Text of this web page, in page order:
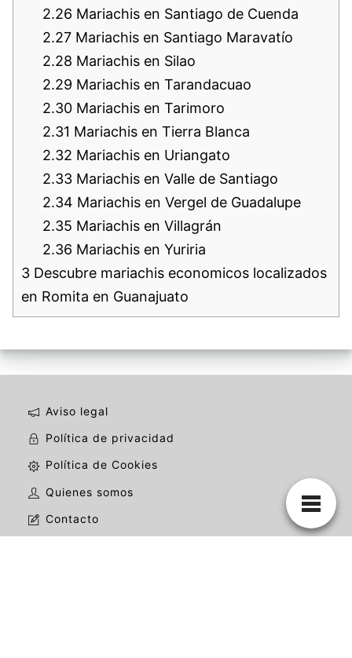
2.26 Mariachis en Santiago de Cuenda
2.27 Mariachis en Santiago Maravatío
2.28 Mariachis en Silao
2.29 Mariachis en Tarandacuao
2.30 Mariachis en Tarimoro
2.31 Mariachis en Tierra Blanca
2.32 Mariachis en Uriangato
2.33 Mariachis en Valle de Santiago
2.34 Mariachis en Vergel de Guadalupe
2.35 Mariachis en Villagrán
2.36 Mariachis en Yuriria
3 Descubre mariachis economicos localizados
en Romita en Guanajuato
Aviso legal
Política de privacidad
Política de Cookies
Quienes somos
Contacto